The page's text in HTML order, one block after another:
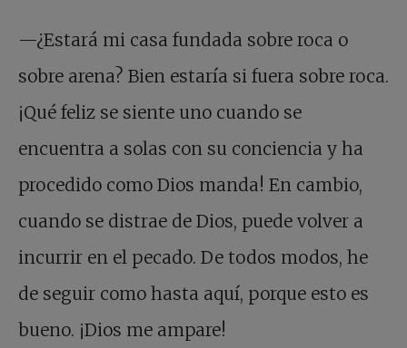
—¿Estará mi casa fundada sobre roca o
sobre arena? Bien estaría si fuera sobre roca.
¡Qué feliz se siente uno cuando se
encuentra a solas con su conciencia y ha
procedido como Dios manda! En cambio,
cuando se distrae de Dios, puede volver a
incurrir en el pecado. De todos modos, he
de seguir como hasta aquí, porque esto es
bueno. ¡Dios me ampare!